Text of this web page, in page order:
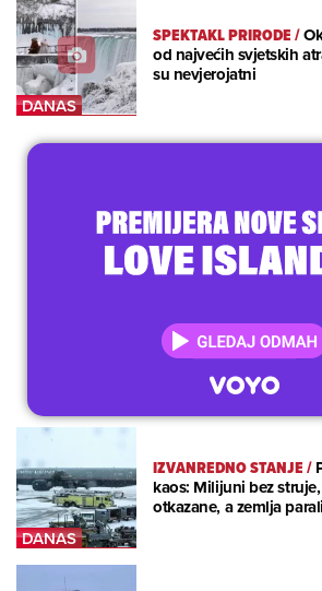
SPEKTAKL PRIRODE/
od najvećih svjetskih
su nevjerojatni
IZVANREDNO STANJE/
kaos: Milijuni bez
otkazane, a zemlja